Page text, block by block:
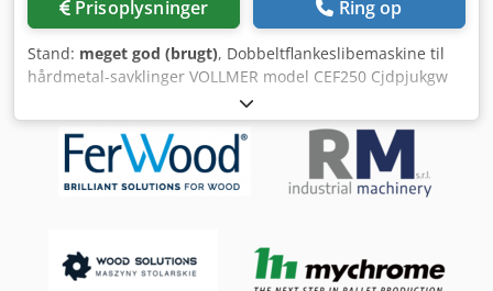
Prisoplysninger Ring op
Stand: meget god (brugt), Dobbeltflankeslibemaskine til
hårdmetal-savklinger VOLLMER model CEF250 Cjdpjukgw